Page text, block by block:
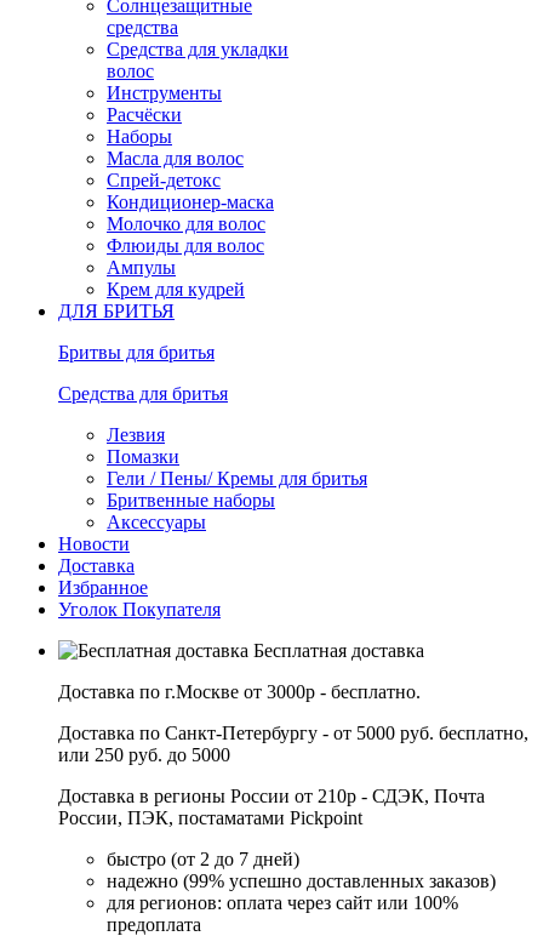
Солнцезащитные
средства
Средства для укладки
волос
Инструменты
Расчёски
Наборы
Масла для волос
Спрей-детокс
Кондиционер-маска
Молочко для волос
Флюиды для волос
Ампулы
Крем для кудрей
ДЛЯ БРИТЬЯ
Бритвы для бритья
Средства для бритья
Лезвия
Помазки
Гели / Пены/ Кремы для бритья
Бритвенные наборы
Аксессуары
Новости
Доставка
Избранное
Уголок Покупателя
Бесплатная доставка
Доставка по г.Москве от 3000р - бесплатно.
Доставка по Санкт-Петербургу - от 5000 руб. бесплатно,
или 250 руб. до 5000
Доставка в регионы России от 210р - СДЭК, Почта
России, ПЭК, постаматами Pickpoint
быстро (от 2 до 7 дней)
надежно (99% успешно доставленных заказов)
для регионов: оплата через сайт или 100%
предоплата